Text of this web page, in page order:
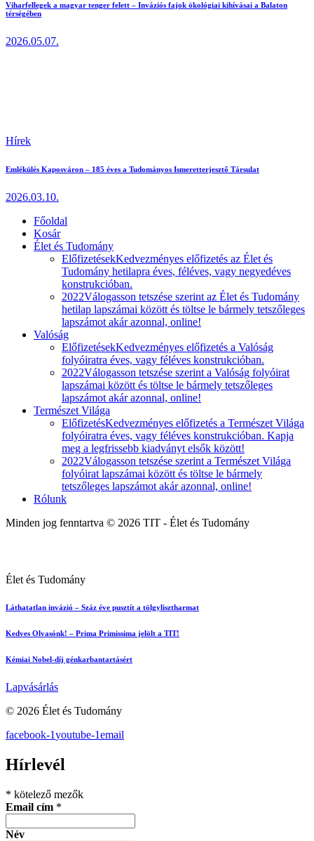
Viharfellegek a magyar tenger felett – Inváziós fajok ökológiai kihívásai a Balaton
térségében
2026.05.07.
Hírek
Emlékülés Kaposváron – 185 éves a Tudományos Ismeretterjesztő Társulat
2026.03.10.
Főoldal
Kosár
Élet és Tudomány
ElőfizetésekKedvezményes előfizetés az Élet és
Tudomány hetilapra éves, féléves, vagy negyedéves
konstrukcióban.
2022Válogasson tetszése szerint az Élet és Tudomány
hetilap lapszámai között és töltse le bármely tetszőleges
lapszámot akár azonnal, online!
Valóság
ElőfizetésekKedvezményes előfizetés a Valóság
folyóiratra éves, vagy féléves konstrukcióban.
2022Válogasson tetszése szerint a Valóság folyóirat
lapszámai között és töltse le bármely tetszőleges
lapszámot akár azonnal, online!
Természet Világa
ElőfizetésKedvezményes előfizetés a Természet Világa
folyóiratra éves, vagy féléves konstrukcióban. Kapja
meg a legfrissebb kiadványt elsők között!
2022Válogasson tetszése szerint a Természet Világa
folyóirat lapszámai között és töltse le bármely
tetszőleges lapszámot akár azonnal, online!
Rólunk
Minden jog fenntartva © 2026 TIT - Élet és Tudomány
Élet és Tudomány
Láthatatlan invázió – Száz éve pusztít a tölgylisztharmat
Kedves Olvasónk! – Prima Primissima jelölt a TIT!
Kémiai Nobel-díj génkarbantartásért
Lapvásárlás
© 2026 Élet és Tudomány
facebook-1youtube-1email
Hírlevél
* kötelező mezők
Email cím *
Név